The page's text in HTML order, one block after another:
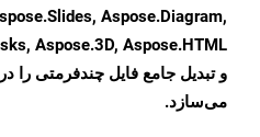
Aspose.Diagram,
و تبدیل جامع فایل چندفرمتی را
می‌سازد.